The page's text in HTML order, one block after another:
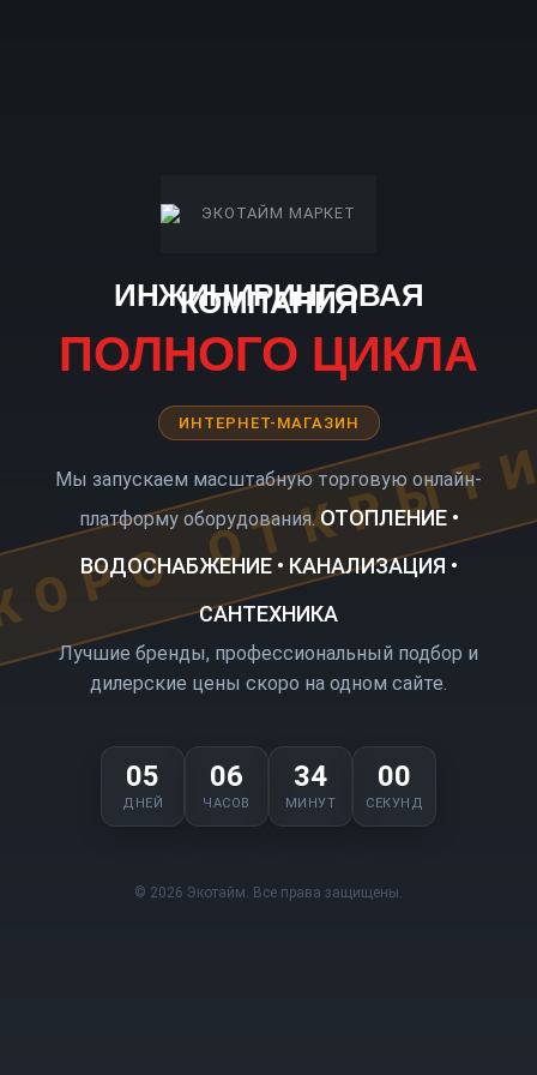
ИНЖИНИРИНГОВАЯ
КОМПАНИЯ
ПОЛНОГО ЦИКЛА
ИНТЕРНЕТ-МАГАЗИН
Мы запускаем масштабную торговую онлайн-
платформу оборудования. ОТОПЛЕНИЕ •
ВОДОСНАБЖЕНИЕ • КАНАЛИЗАЦИЯ •
САНТЕХНИКА
Лучшие бренды, профессиональный подбор и
дилерские цены скоро на одном сайте.
05
ДНЕЙ
06
ЧАСОВ
34
МИНУТ
00
СЕКУНД
© 2026 Экотайм. Все права защищены.